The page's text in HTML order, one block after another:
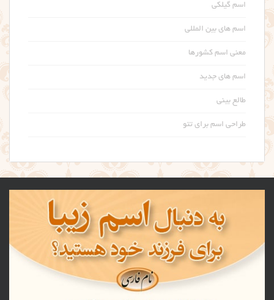
اسم گیلکی
اسم های بین المللی
معنی اسم کشورها
اسم های جدید
طالع بینی
طراحی اسم برای تتو